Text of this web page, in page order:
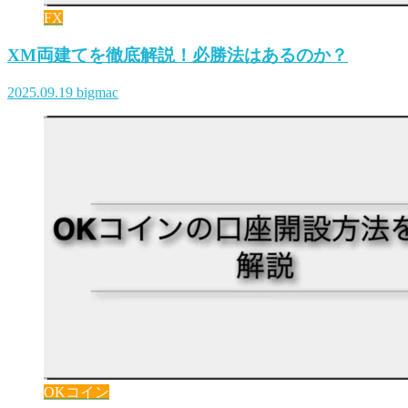
FX
XM両建てを徹底解説！必勝法はあるのか？
2025.09.19 bigmac
OKコイン